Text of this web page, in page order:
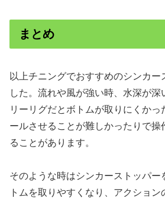
まとめ
以上チニングでおすすめのシンカ
した。流れや風が強い時、水深が深
リーリグだとボトムが取りにくかっ
ールさせることが難しかったりで操
ることがあります。
そのような時はシンカーストッパー
トムを取りやすくなり、アクショ